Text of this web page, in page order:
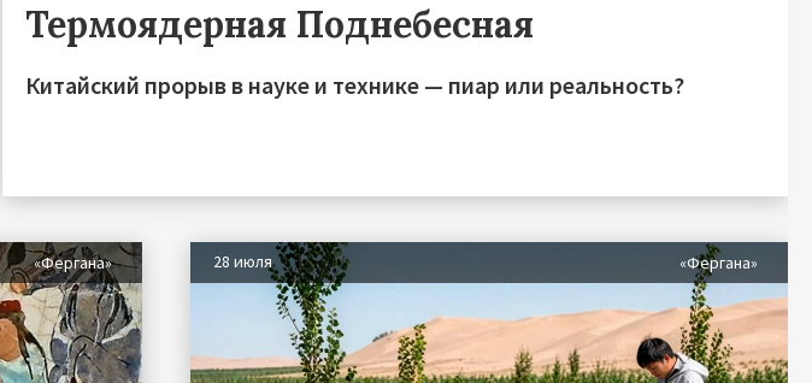
Термоядерная Поднебесная
Китайский прорыв в науке и технике — пиар или реальность?
«Фергана» 28 июля «Фергана»